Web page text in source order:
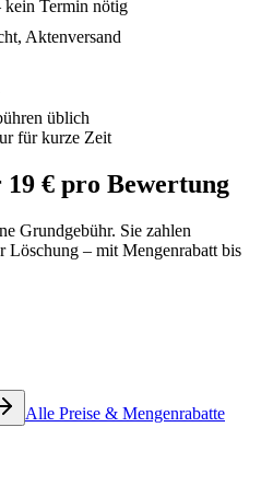
kein Termin nötig
Aktenversand
üblich
für kurze Zeit
19 € pro Bewertung
Grundgebühr. Sie zahlen
Löschung – mit Mengenrabatt bis
Alle Preise & Mengenrabatte